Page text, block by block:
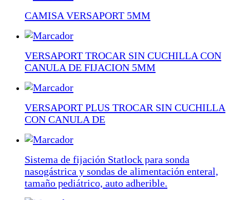
CAMISA VERSAPORT 5MM
VERSAPORT TROCAR SIN CUCHILLA CON
CANULA DE FIJACION 5MM
VERSAPORT PLUS TROCAR SIN CUCHILLA
CON CANULA DE
Sistema de fijación Statlock para sonda
nasogástrica y sondas de alimentación enteral,
tamaño pediátrico, auto adherible.